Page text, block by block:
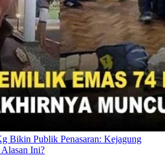
Bikin Publik Penasaran: Kejagung
Alasan Ini?